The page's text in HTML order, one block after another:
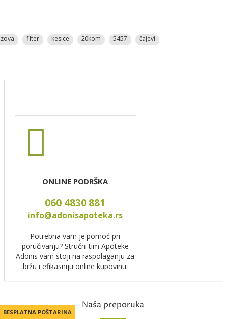
zova filter kesice 20kom 5457 čajevi
ONLINE PODRŠKA
060 4830 881
info@adonisapoteka.rs
Potrebna vam je pomoć pri
poručivanju? Stručni tim Apoteke
Adonis vam stoji na raspolaganju za
bržu i efikasniju online kupovinu.
Naša preporuka
BESPLATNA POŠTARINA
BESPLATNA POŠTARINA